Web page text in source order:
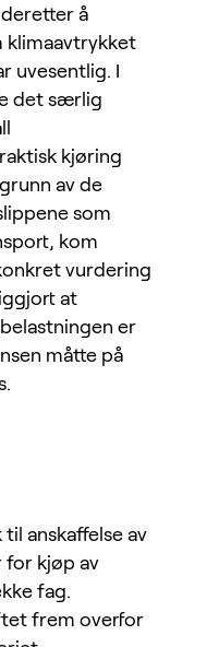
å
klimaavtrykket
uvesentlig. I
det særlig
kjøring
av de
som
kom
vurdering
at
er
måtte på
anskaffelse av
for kjøp av
fag.
frem overfor